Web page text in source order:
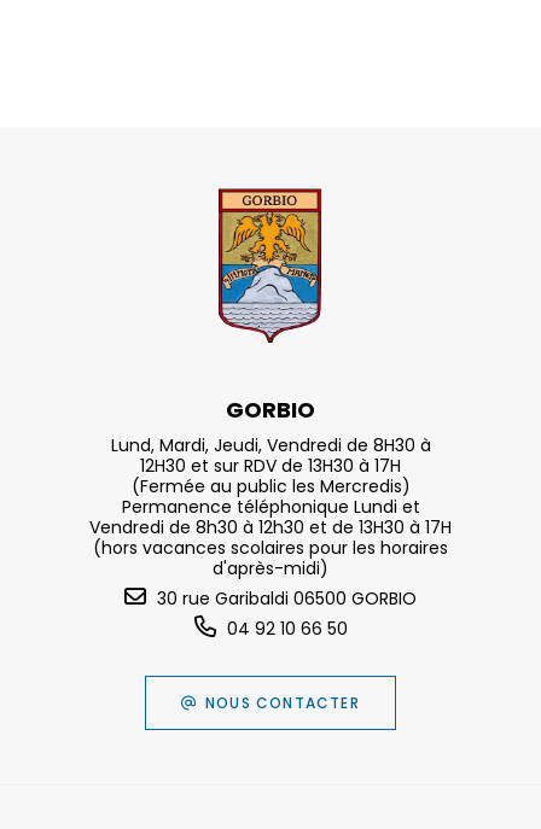
GORBIO
Lund, Mardi, Jeudi, Vendredi de 8H30 à
12H30 et sur RDV de 13H30 à 17H
(Fermée au public les Mercredis)
Permanence téléphonique Lundi et
Vendredi de 8h30 à 12h30 et de 13H30 à 17H
(hors vacances scolaires pour les horaires
d'après-midi)
30 rue Garibaldi 06500 GORBIO
04 92 10 66 50
NOUS CONTACTER